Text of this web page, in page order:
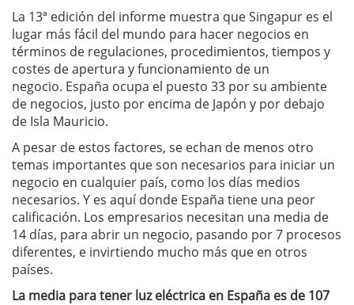
La 13ª edición del informe muestra que Singapur es el
lugar más fácil del mundo para hacer negocios en
términos de regulaciones, procedimientos, tiempos y
costes de apertura y funcionamiento de un
negocio. España ocupa el puesto 33 por su ambiente
de negocios, justo por encima de Japón y por debajo
de Isla Mauricio.
A pesar de estos factores, se echan de menos otro
temas importantes que son necesarios para iniciar un
negocio en cualquier país, como los días medios
necesarios. Y es aquí donde España tiene una peor
calificación. Los empresarios necesitan una media de
14 días, para abrir un negocio, pasando por 7 procesos
diferentes, e invirtiendo mucho más que en otros
países.
La media para tener luz eléctrica en España es de 107